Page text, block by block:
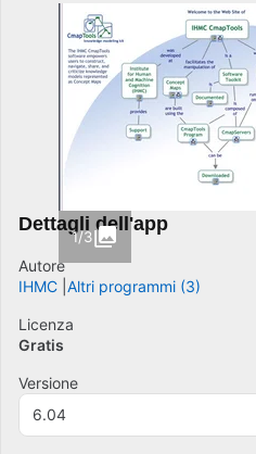
1/3
Dettagli dell'app
Autore
IHMC Altri programmi (3)
Licenza
Gratis
Versione
6.04